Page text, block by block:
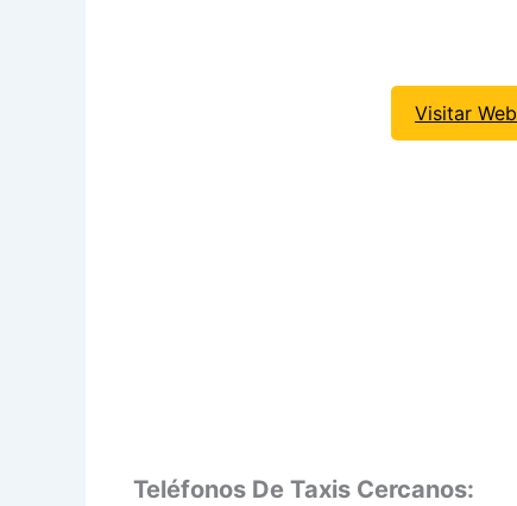
Visitar Web
Teléfonos De Taxis Cercanos: